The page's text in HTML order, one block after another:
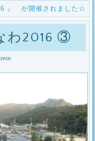
』 が開催されました☆
わ2016 ③